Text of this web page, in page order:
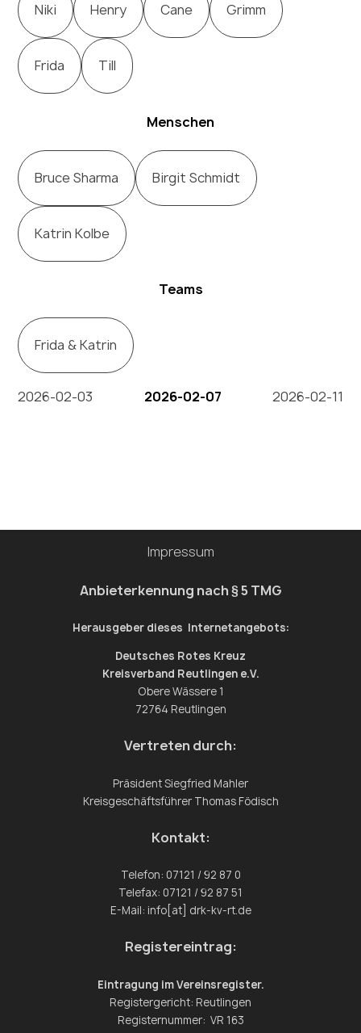
Niki Henry Cane Grimm
Frida Till
Menschen
Bruce Sharma Birgit Schmidt
Katrin Kolbe
Teams
Frida & Katrin
2026-02-03 2026-02-07 2026-02-11
Impressum
Anbieterkennung nach § 5 TMG
Herausgeber dieses Internetangebots:
Deutsches Rotes Kreuz
Kreisverband Reutlingen e.V.
Obere Wässere 1
72764 Reutlingen
Vertreten durch:
Präsident Siegfried Mahler
Kreisgeschäftsführer Thomas Födisch
Kontakt:
Telefon: 07121 / 92 87 0
Telefax: 07121 / 92 87 51
E-Mail: info[at] drk-kv-rt.de
Registereintrag:
Eintragung im Vereinsregister.
Registergericht: Reutlingen
Registernummer: VR 163